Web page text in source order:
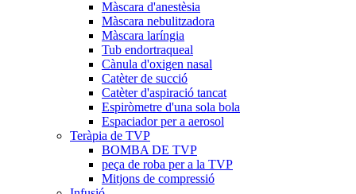
Màscara d'anestèsia
Màscara nebulitzadora
Màscara laríngia
Tub endortraqueal
Cànula d'oxigen nasal
Catèter de succió
Catèter d'aspiració tancat
Espiròmetre d'una sola bola
Espaciador per a aerosol
Teràpia de TVP
BOMBA DE TVP
peça de roba per a la TVP
Mitjons de compressió